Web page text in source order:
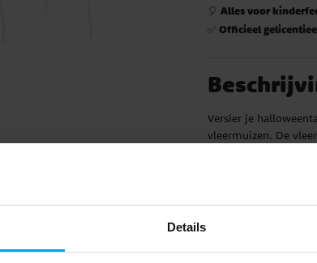
Details
🎈Alles voor
✅Officieel
Versier je
vleermuizen. De
waardoor ze boven
✔️ Hoogte van het